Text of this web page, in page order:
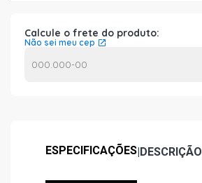
Calcule o frete do produto:
Não sei meu cep
ESPECIFICAÇÕES|DESCRIÇÃO